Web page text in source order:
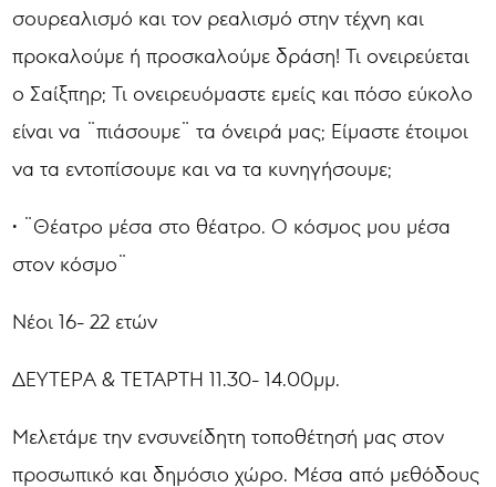
σουρεαλισμό και τον ρεαλισμό στην τέχνη και
προκαλούμε ή προσκαλούμε δράση! Τι ονειρεύεται
ο Σαίξπηρ; Τι ονειρευόμαστε εμείς και πόσο εύκολο
είναι να ¨πιάσουμε¨ τα όνειρά μας; Είμαστε έτοιμοι
να τα εντοπίσουμε και να τα κυνηγήσουμε;
• ¨Θέατρο μέσα στο θέατρο. Ο κόσμος μου μέσα
στον κόσμο¨
Νέοι 16- 22 ετών
ΔΕΥΤΕΡΑ & ΤΕΤΑΡΤΗ 11.30- 14.00μμ.
Μελετάμε την ενσυνείδητη τοποθέτησή μας στον
προσωπικό και δημόσιο χώρο. Μέσα από μεθόδους